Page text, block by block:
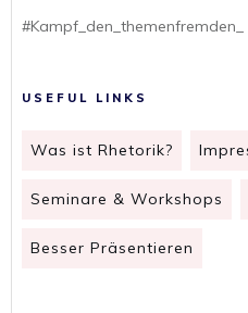
#Kampf_den_themenfremden_
USEFUL LINKS
Was ist Rhetorik?
Seminare & Workshops
Besser Präsentieren